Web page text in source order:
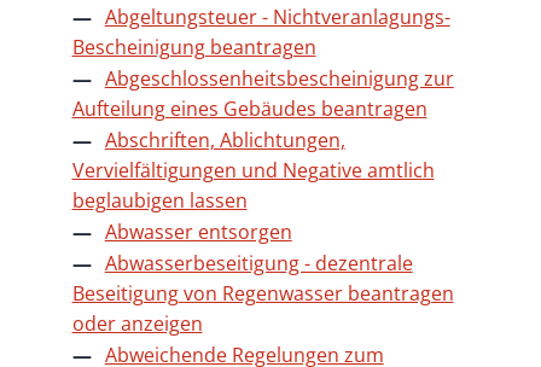
Abgeltungsteuer - Nichtveranlagungs-
Bescheinigung beantragen
Abgeschlossenheitsbescheinigung zur
Aufteilung eines Gebäudes beantragen
Abschriften, Ablichtungen,
Vervielfältigungen und Negative amtlich
beglaubigen lassen
Abwasser entsorgen
Abwasserbeseitigung - dezentrale
Beseitigung von Regenwasser beantragen
oder anzeigen
Abweichende Regelungen zum